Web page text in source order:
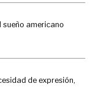
sueño americano
de expresión,